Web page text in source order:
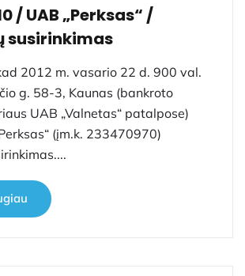
/ UAB „Perksas“ /
susirinkimas
2012 m. vasario 22 d. 900 val.
g. 58-3, Kaunas (bankroto
UAB „Valnetas“ patalpose)
(įm.k. 233470970)